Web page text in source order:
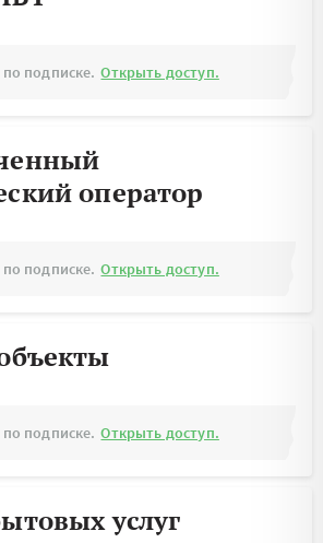
подписке. Открыть доступ.
оператор
подписке. Открыть доступ.
подписке. Открыть доступ.
услуг